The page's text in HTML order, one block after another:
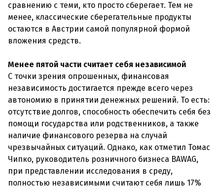
сравнению с теми, кто просто сберегает. Тем не
менее, классические сберегательные продукты
остаются в Австрии самой популярной формой
вложения средств.
Менее пятой части считает себя независимой
С точки зрения опрошенных, финансовая
независимость достигается прежде всего через
автономию в принятии денежных решений. То есть:
отсутствие долгов, способность обеспечить себя без
помощи государства или родственников, а также
наличие финансового резерва на случай
чрезвычайных ситуаций. Однако, как отметил Томас
Чипко, руководитель розничного бизнеса BAWAG,
при представлении исследования в среду,
полностью независимыми считают себя лишь 17%